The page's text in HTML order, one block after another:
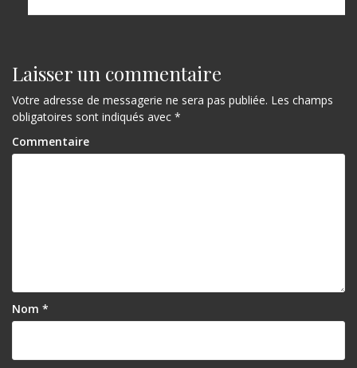
Laisser un commentaire
Votre adresse de messagerie ne sera pas publiée. Les champs
obligatoires sont indiqués avec *
Commentaire
Nom *